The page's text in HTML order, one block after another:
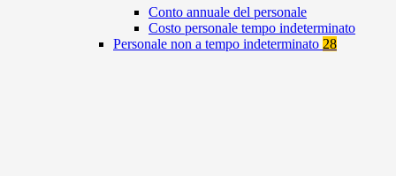
Conto annuale del personale
Costo personale tempo indeterminato
Personale non a tempo indeterminato 28